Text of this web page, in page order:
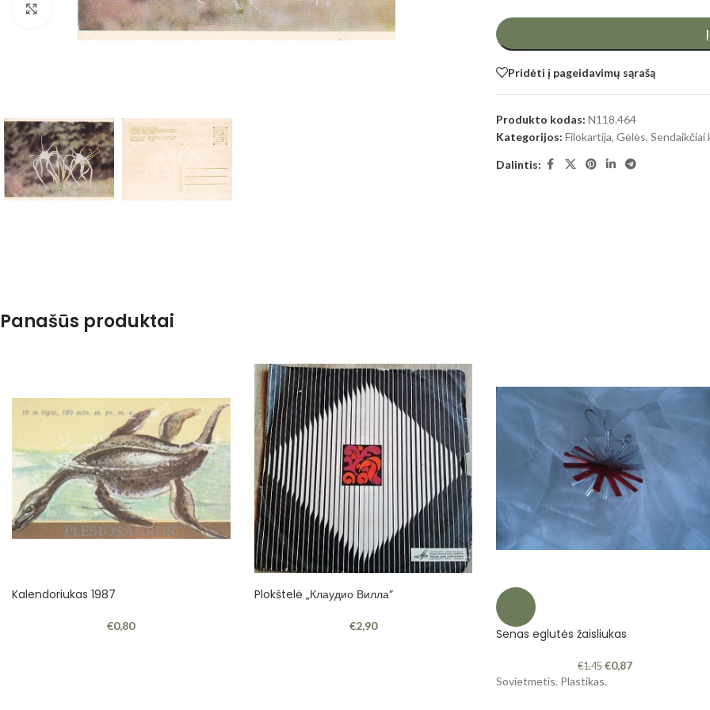
Spustelėkite, kad padidintumėte
Pridėti į pageidavimų sąrašą
Produkto kodas: N118.464
Kategorijos: Filokartija, Gėlės, Sendaikčiai
Dalintis:
Panašūs produktai
Kalendoriukas 1987
€0,80
Plokštelė „Клаудио Вилла”
€2,90
Senas eglutės žaisliukas
€1,45 €0,87
Sovietmetis. Plastikas.